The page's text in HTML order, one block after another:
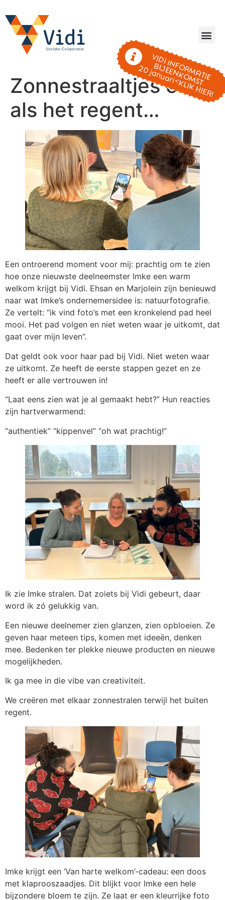
VIDI INFORMATIE
BIJEENKOMST
20 januari<KLIK HIER!
Zonnestraaltjes ook
als het regent…
Een ontroerend moment voor mij: prachtig om te zien
hoe onze nieuwste deelneemster Imke een warm
welkom krijgt bij Vidi. Ehsan en Marjolein zijn benieuwd
naar wat Imke’s ondernemersidee is: natuurfotografie.
Ze vertelt: “ik vind foto’s met een kronkelend pad heel
mooi. Het pad volgen en niet weten waar je uitkomt, dat
gaat over mijn leven”.
Dat geldt ook voor haar pad bij Vidi. Niet weten waar
ze uitkomt. Ze heeft de eerste stappen gezet en ze
heeft er alle vertrouwen in!
“Laat eens zien wat je al gemaakt hebt?” Hun reacties
zijn hartverwarmend:
“authentiek” “kippenvel” “oh wat prachtig!”
Ik zie Imke stralen. Dat zoiets bij Vidi gebeurt, daar
word ik zó gelukkig van.
Een nieuwe deelnemer zien glanzen, zien opbloeien. Ze
geven haar meteen tips, komen met ideeën, denken
mee. Bedenken ter plekke nieuwe producten en nieuwe
mogelijkheden.
Ik ga mee in die vibe van creativiteit.
We creëren met elkaar zonnestralen terwijl het buiten
regent.
Imke krijgt een ‘Van harte welkom’-cadeau: een doos
met klaprooszaadjes. Dit blijkt voor Imke een hele
bijzondere bloem te zijn. Ze laat er een kleurrijke foto